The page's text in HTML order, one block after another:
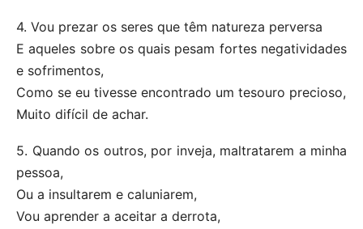
4. Vou prezar os seres que têm natureza perversa
E aqueles sobre os quais pesam fortes negatividades
e sofrimentos,
Como se eu tivesse encontrado um tesouro precioso,
Muito difícil de achar.
5. Quando os outros, por inveja, maltratarem a minha
pessoa,
Ou a insultarem e caluniarem,
Vou aprender a aceitar a derrota,